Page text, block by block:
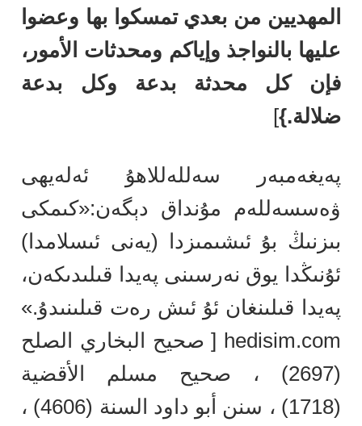
المهديين من بعدي تمسكوا بها وعضوا
عليها بالنواجذ وإياكم ومحدثات الأمور،
فإن كل محدثة بدعة وكل بدعة
ضلالة.}]
پەيغەمبەر سەللەللاھۇ ئەلەيھى
ۋەسسەللەم مۇنداق دېگەن:«كىمكى
بىزنىڭ بۇ ئىشىمىزدا (يەنى ئىسلامدا)
ئۇنىڭدا يوق نەرسىنى پەيدا قىلىدىكەن،
پەيدا قىلىنغان ئۇ ئىش رەت قىلىنىدۇ.»
hedisim.com [ صحيح البخاري الصلح
(2697) ، صحيح مسلم الأقضية
(1718) ، سنن أبو داود السنة (4606) ،